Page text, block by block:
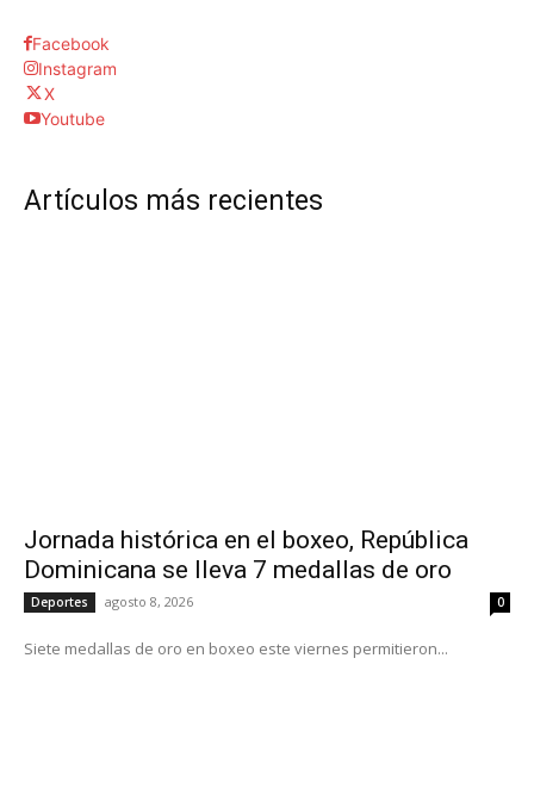
Facebook
Instagram
X
Youtube
Artículos más recientes
Jornada histórica en el boxeo, República
Dominicana se lleva 7 medallas de oro
Deportes agosto 8, 2026 0
Siete medallas de oro en boxeo este viernes permitieron...